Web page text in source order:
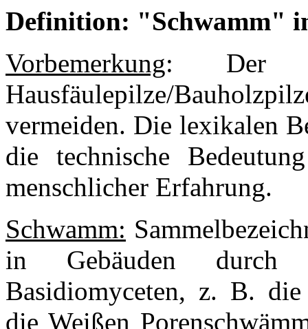
Definition: "Schwamm"
Vorbemerkung: Der
Hausfäulepilze/
vermeiden. Die lexikalen
die technische
menschlicher Erfahrung.
Schwamm:
in Gebäuden durch
Basidiomyceten, z. B. die
die Weißen